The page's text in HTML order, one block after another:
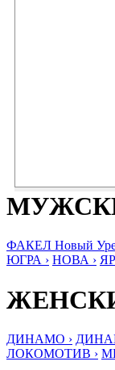
ФАКЕЛ Новый
ЮГРА › НОВА ›
ДИНАМО ›
ЛОКОМОТИВ ›